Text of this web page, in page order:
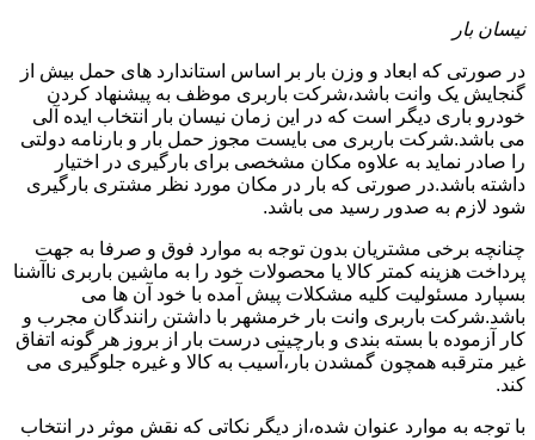
نیسان بار
در صورتی که ابعاد و وزن بار بر اساس استاندارد های حمل بیش از
گنجایش یک وانت باشد،شرکت باربری موظف به پیشنهاد کردن
خودرو باری دیگر است که در این زمان نیسان بار انتخاب ایده آلی
می باشد.شرکت باربری می بایست مجوز حمل بار و بارنامه دولتی
را صادر نماید به علاوه مکان مشخصی برای بارگیری در اختیار
داشته باشد.در صورتی که بار در مکان مورد نظر مشتری بارگیری
شود لازم به صدور رسید می باشد.
چنانچه برخی مشتریان بدون توجه به موارد فوق و صرفا به جهت
پرداخت هزینه کمتر کالا یا محصولات خود را به ماشین باربری ناآشنا
بسپارد مسئولیت کلیه مشکلات پیش آمده با خود آن ها می
باشد.شرکت باربری وانت بار خرمشهر با داشتن رانندگان مجرب و
کار آزموده با بسته بندی و بارچینی درست بار از بروز هر گونه اتفاق
غیر مترقبه همچون گمشدن بار،آسیب به کالا و غیره جلوگیری می
کند.
با توجه به موارد عنوان شده،از دیگر نکاتی که نقش موثر در انتخاب